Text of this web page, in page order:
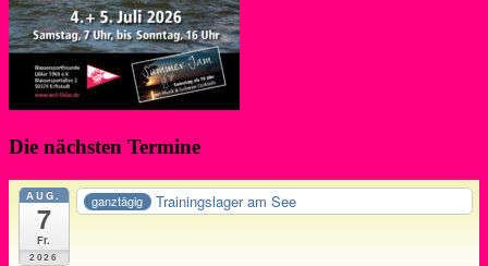
Die nächsten Termine
AUG.
7
Fr.
2026
ganztägig Trainingslager am See